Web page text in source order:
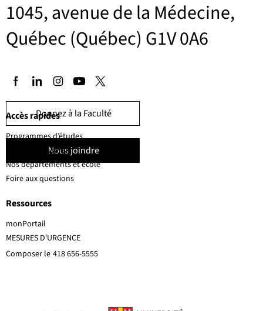
1045, avenue de la Médecine,
Québec (Québec) G1V 0A6
Donnez à la Faculté
Nous joindre
MESURES D'URGENCE
Composer le 418 656-5555
Accès rapides
Ressources
Programmes d’études
Corps professoral
Nos départements et école
Foire aux questions
monPortail